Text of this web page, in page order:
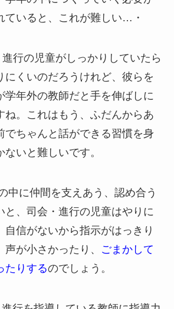
ていると、これが難しい…・
行の児童がしっかりしていたら
にくいのだろうけれど、彼らを
学年外の教師だと手を伸ばしに
ね。これはもう、ふだんからあ
でちゃんと話ができる習慣を身
いと難しいです。
に仲間を支えあう、認め合う
と、司会・進行の児童はやりに
自信がないから指示がはっきり
が小さかったり、
ごまかして
たりするのでしょう。